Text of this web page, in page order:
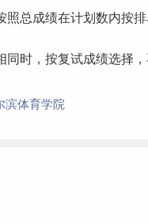
照总成绩在计划数内按排
同时，按复试成绩选择
滨体育学院